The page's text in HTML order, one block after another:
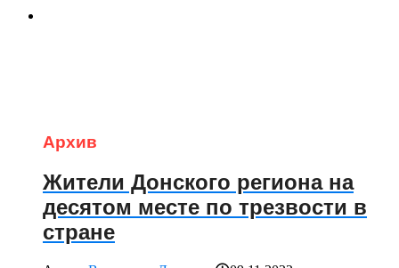
Архив
Жители Донского региона на
десятом месте по трезвости в
стране